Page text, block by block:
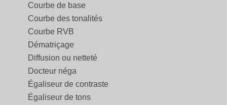
Courbe de base
Courbe des tonalités
Courbe RVB
Dématriçage
Diffusion ou netteté
Docteur néga
Égaliseur de contraste
Égaliseur de tons